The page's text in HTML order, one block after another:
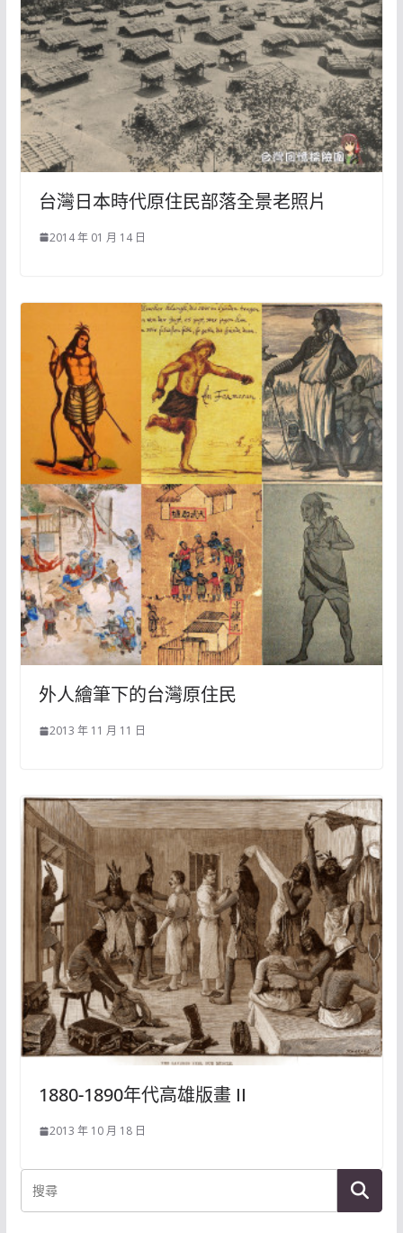
台灣日本時代原住民部落全景老照片
2014 年 01 月 14 日
外人繪筆下的台灣原住民
2013 年 11 月 11 日
1880-1890年代高雄版畫 II
2013 年 10 月 18 日